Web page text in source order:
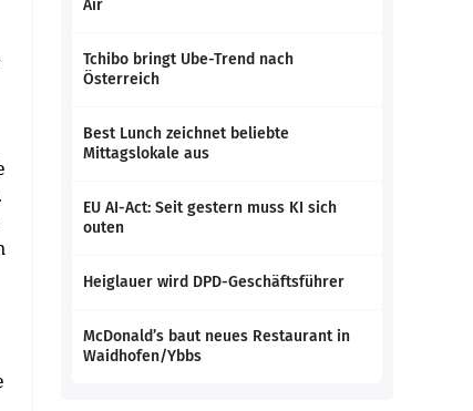
Air
Tchibo bringt Ube-Trend nach
Österreich
Best Lunch zeichnet beliebte
Mittagslokale aus
EU AI-Act: Seit gestern muss KI sich
outen
Heiglauer wird DPD-Geschäftsführer
McDonald’s baut neues Restaurant in
Waidhofen/Ybbs